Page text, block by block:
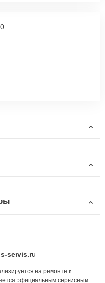
servis.ru
на ремонте и
официальным сервисным